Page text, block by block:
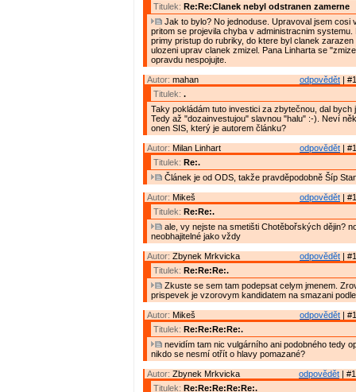
Titulek: Re:Re:Clanek nebyl odstranen zamerne
Jak to bylo? No jednoduse. Upravoval jsem cosi
pritom se projevila chyba v administracnim systemu.
primy pristup do rubriky, do ktere byl clanek zarazen
ulozeni uprav clanek zmizel. Pana Linharta se
opravdu nespojujte.
odpovědět |
Autor: mahan
Titulek: .
Taky pokládám tuto investici za zbytečnou, dal bych
Tedy až "dozainvestujou" slavnou "halu" :-). Neví
onen SIS, který je autorem článku?
odpovědět |
Autor: Milan Linhart
Titulek: Re:.
Článek je od ODS, takže pravděpodobně Šíp
odpovědět |
Autor: Mikeš
Titulek: Re:Re:.
ale, vy nejste na smetišti Chotěbořských dějin?
neobhajitelné jako vždy
odpovědět |
Autor: Zbynek Mrkvicka
Titulek: Re:Re:Re:.
Zkuste se sem tam podepsat celym jmenem.
prispevek je vzorovym kandidatem na smazani
odpovědět |
Autor: Mikeš
Titulek: Re:Re:Re:Re:.
nevidím tam nic vulgárního ani podobného tedy
nikdo se nesmí otřít o hlavy pomazané?
odpovědět |
Autor: Zbynek Mrkvicka
Titulek: Re:Re:Re:Re:Re:.